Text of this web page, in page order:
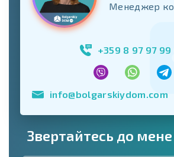
Менеджер
+359 8 97 97 99
info@bolgarskiydom.com
Звертайтесь до мене